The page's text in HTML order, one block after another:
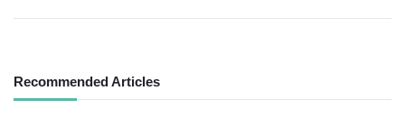
Recommended Articles